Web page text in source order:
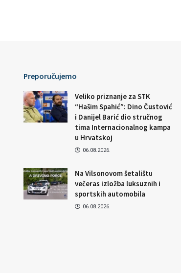
Preporučujemo
Veliko priznanje za STK
“Hašim Spahić”: Dino Čustović
i Danijel Barić dio stručnog
tima Internacionalnog kampa
u Hrvatskoj
06.08.2026.
Na Vilsonovom šetalištu
večeras izložba luksuznih i
sportskih automobila
06.08.2026.